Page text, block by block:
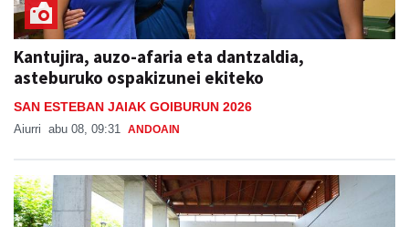
Kantujira, auzo-afaria eta dantzaldia,
asteburuko ospakizunei ekiteko
SAN ESTEBAN JAIAK GOIBURUN 2026
Aiurri abu 08, 09:31 ANDOAIN